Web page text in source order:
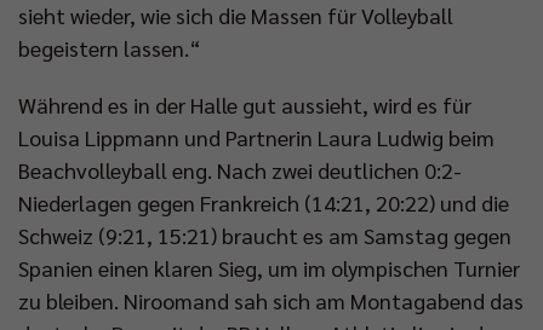
sieht wieder, wie sich die Massen für Volleyball
begeistern lassen.“
Während es in der Halle gut aussieht, wird es für
Louisa Lippmann und Partnerin Laura Ludwig beim
Beachvolleyball eng. Nach zwei deutlichen 0:2-
Niederlagen gegen Frankreich (14:21, 20:22) und die
Schweiz (9:21, 15:21) braucht es am Samstag gegen
Spanien einen klaren Sieg, um im olympischen Turnier
zu bleiben. Niroomand sah sich am Montagabend das